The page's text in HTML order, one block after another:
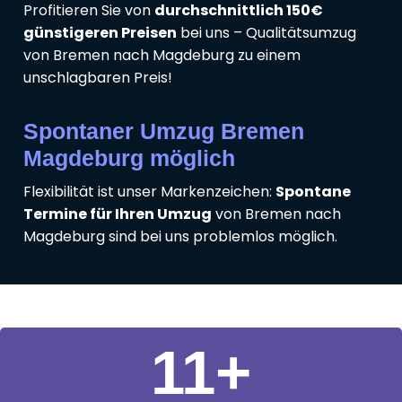
Profitieren Sie von durchschnittlich 150€
günstigeren Preisen bei uns – Qualitätsumzug
von Bremen nach Magdeburg zu einem
unschlagbaren Preis!
Spontaner Umzug Bremen
Magdeburg möglich
Flexibilität ist unser Markenzeichen: Spontane
Termine für Ihren Umzug von Bremen nach
Magdeburg sind bei uns problemlos möglich.
11+